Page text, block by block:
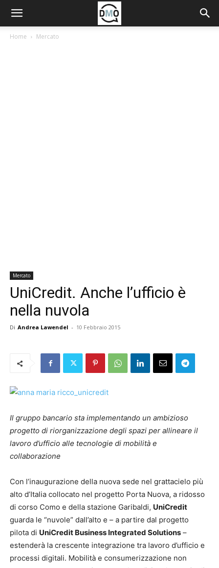
Home Mercato
Mercato
UniCredit. Anche l’ufficio è
nella nuvola
Di Andrea Lawendel - 10 Febbraio 2015
Il gruppo bancario sta implementando un ambizioso
progetto di riorganizzazione degli spazi per allineare il
lavoro d’ufficio alle tecnologie di mobilità e
collaborazione
Con l’inaugurazione della nuova sede nel grattacielo più
alto d’Italia collocato nel progetto Porta Nuova, a ridosso
di corso Como e della stazione Garibaldi, UniCredit
guarda le “nuvole” dall’alto e – a partire dal progetto
pilota di UniCredit Business Integrated Solutions –
estenderà la crescente integrazione tra lavoro d’ufficio e
processi digitali. Mobilità e consumerizzazione non